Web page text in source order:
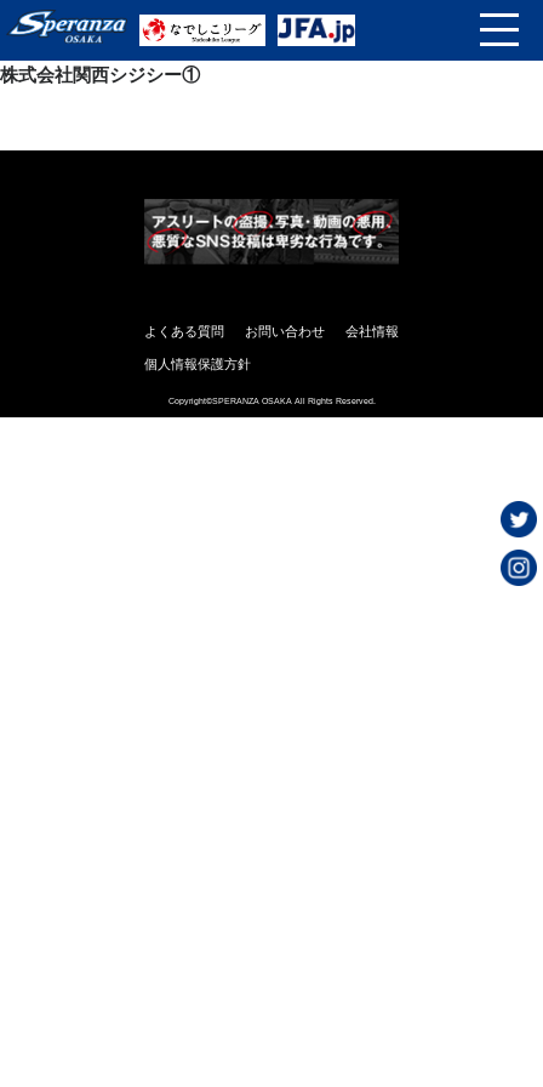
株式会社関西シジシー①
よくある質問 お問い合わせ 会社情報
個人情報保護方針
Copyright©SPERANZA OSAKA All Rights Reserved.